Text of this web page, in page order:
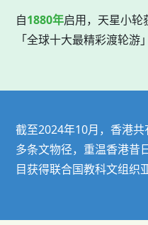
自1880年启用，天星小轮
「全球十大最精彩渡轮游
截至2024年10月，香港
多条文物径，重温香港昔
目获得联合国教科文组织